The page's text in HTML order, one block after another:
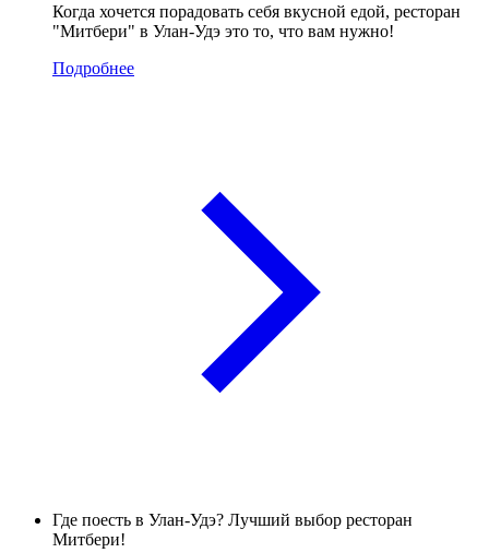
Когда хочется порадовать себя вкусной едой, ресторан
"Митбери" в Улан-Удэ это то, что вам нужно!
Подробнее
Где поесть в Улан-Удэ? Лучший выбор ресторан
Митбери!